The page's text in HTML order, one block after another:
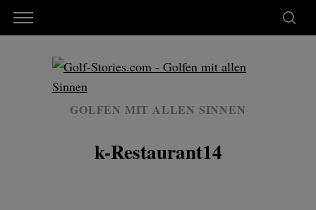
GOLFEN MIT ALLEN SINNEN
k-Restaurant14